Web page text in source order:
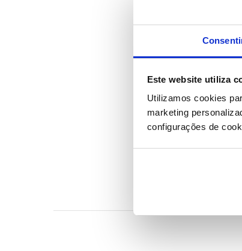
Este website utiliza
Utilizamos cookies
marketing
configurações de